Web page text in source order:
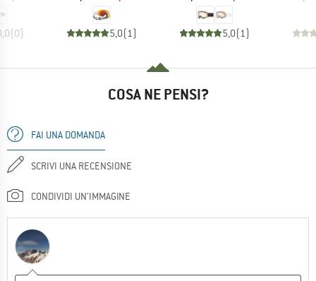
(0) 5,0(1 ) 5,0(1 )
COSA NE PENSI?
FAI UNA DOMANDA
SCRIVI UNA RECENSIONE
CONDIVIDI UN'IMMAGINE